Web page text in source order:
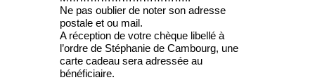
Ne pas oublier de noter son adresse
postale et ou mail.
A réception de votre chèque libellé à
l’ordre de Stéphanie de Cambourg, une
carte cadeau sera adressée au
bénéficiaire.